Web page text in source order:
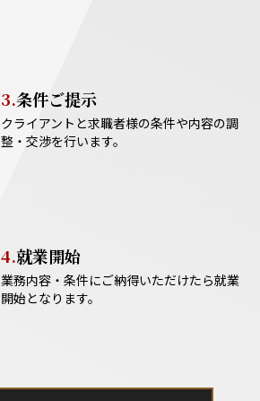
3.条件ご提示
クライアントと求職者様の条件や内容の調
整・交渉を行います。
4.就業開始
業務内容・条件にご納得いただけたら就業
開始となります。